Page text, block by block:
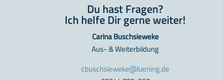
Du hast Fragen?
Ich helfe Dir gerne weiter!
Carina Buschsieweke
Aus- & Weiterbildung
cbuschsieweke@luening.de